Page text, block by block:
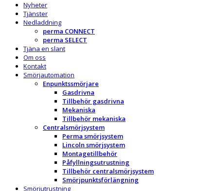
Nyheter
Tjänster
Nedladdning
perma CONNECT
perma SELECT
Tjäna en slant
Om oss
Kontakt
Smörjautomation
Enpunktssmörjare
Gasdrivna
Tillbehör gasdrivna
Mekaniska
Tillbehör mekaniska
Centralsmörjsystem
Perma smörjsystem
Lincoln smörjsystem
Montagetillbehör
Påfyllningsutrustning
Tillbehör centralsmörjsystem
Smörjpunktsförlängning
Smörjutrustning